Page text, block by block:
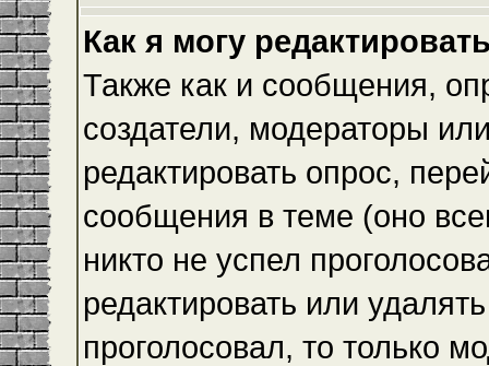
Как я могу
Также как и сообщения,
создатели, модераторы
редактировать опрос,
сообщения в теме (оно
никто не успел
редактировать или
проголосовал, то только